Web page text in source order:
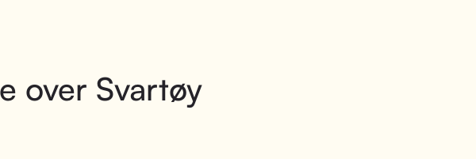
over Svartøy